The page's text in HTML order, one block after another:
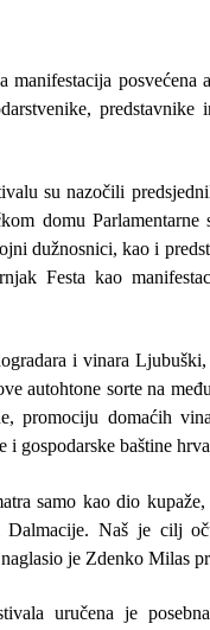
manifestacija
su nazočili
domu Parlamentarne
dužnosnici, kao i
Festa kao
i vinara
autohtone sorte na
promociju domaćih
i gospodarske baštine
samo kao dio
Dalmacije. Naš je cilj
naglasio je Zdenko Milas
uručena je